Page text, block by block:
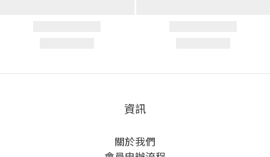
資訊
關於我們